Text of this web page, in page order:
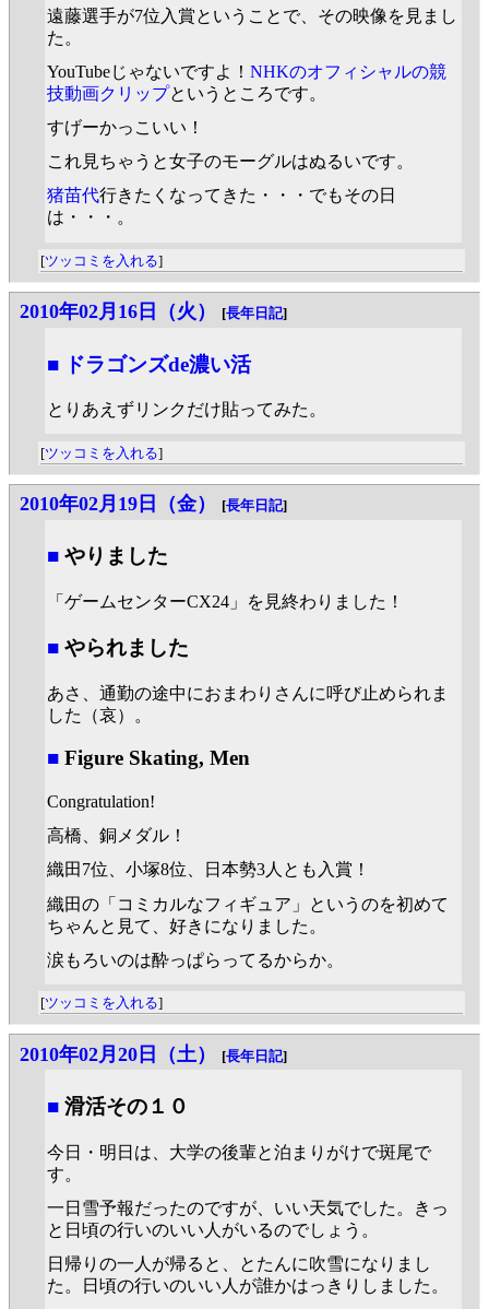
遠藤選手が7位入賞ということで、その映像を見まし
た。
YouTubeじゃないですよ！ NHKのオフィシャルの競
技動画クリップというところです。
すげーかっこいい！
これ見ちゃうと女子のモーグルはぬるいです。
猪苗代行きたくなってきた・・・でもその日
は・・・。
[ツッコミを入れる]
2010年02月16日（火） [長年日記]
■ ドラゴンズde濃い活
とりあえずリンクだけ貼ってみた。
[ツッコミを入れる]
2010年02月19日（金） [長年日記]
■ やりました
「ゲームセンターCX24」を見終わりました！
■ やられました
あさ、通勤の途中におまわりさんに呼び止められま
した（哀）。
■ Figure Skating, Men
Congratulation!
高橋、銅メダル！
織田7位、小塚8位、日本勢3人とも入賞！
織田の「コミカルなフィギュア」というのを初めて
ちゃんと見て、好きになりました。
涙もろいのは酔っぱらってるからか。
[ツッコミを入れる]
2010年02月20日（土） [長年日記]
■ 滑活その１０
今日・明日は、大学の後輩と泊まりがけで斑尾で
す。
一日雪予報だったのですが、いい天気でした。きっ
と日頃の行いのいい人がいるのでしょう。
日帰りの一人が帰ると、とたんに吹雪になりまし
た。日頃の行いのいい人が誰かはっきりしました。